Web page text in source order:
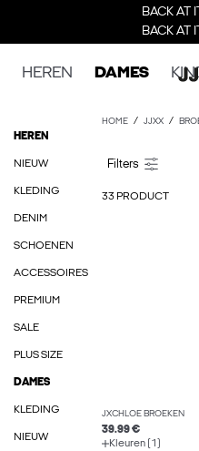
BACK AT
BACK AT
HEREN DAMES
HEREN
NIEUW
KLEDING
DENIM
SCHOENEN
ACCESSOIRES
PREMIUM
SALE
PLUS SIZE
DAMES
KLEDING
NIEUW
HOME JJXX
33 PRODUCT
JXCHLOE BROEKEN
39.99 €
Kleuren (1)